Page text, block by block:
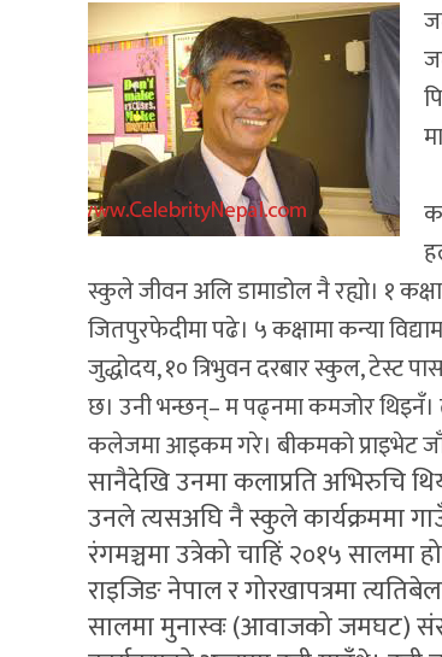
स्कुले जीवन अलि डामाडोल नै रह्यो। १
जितपुरफेदीमा पढे। ५ कक्षामा कन्या
जुद्धोदय, १० त्रिभुवन दरबार स्कुल, टेस्ट
छ। उनी भन्छन्– म पढ्नमा कमजोर थिइनँ।
कलेजमा आइकम गरे। बीकमको प्राइभेट
सानैदेखि उनमा कलाप्रति अभिरुचि
उनले त्यसअघि नै स्कुले कार्यक्रममा
रंगमञ्चमा उत्रेको चाहिं २०१५ सालमा
राइजिङ नेपाल र गोरखापत्रमा
सालमा मुनास्वः (आवाजको जमघट)